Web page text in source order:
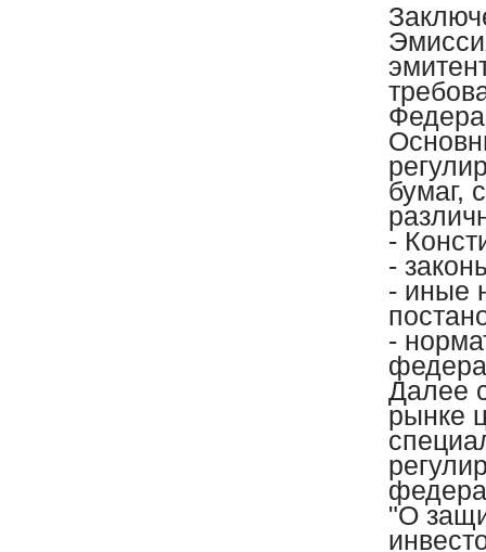
бумаг,
-
-
- иные
-
Далее
рынке
"О